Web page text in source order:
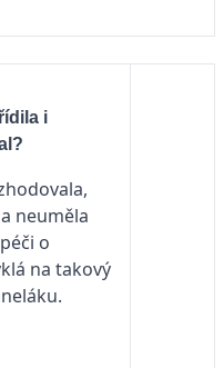
i
neuměla
o
na takový